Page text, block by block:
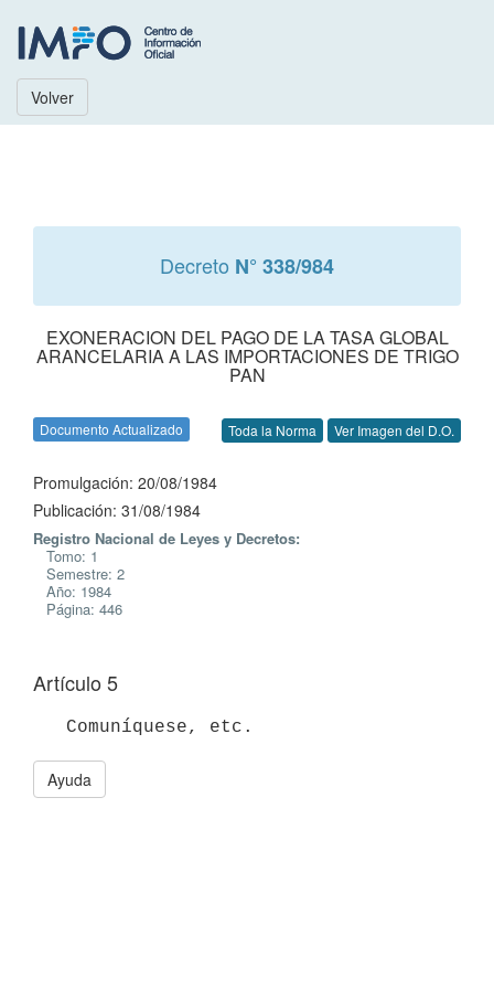
Volver
Decreto N° 338/984
EXONERACION DEL PAGO DE LA TASA GLOBAL
ARANCELARIA A LAS IMPORTACIONES DE TRIGO
PAN
Documento Actualizado Toda la Norma Ver Imagen del D.O.
Promulgación: 20/08/1984
Publicación: 31/08/1984
Registro Nacional de Leyes y Decretos:
Tomo: 1
Semestre: 2
Año: 1984
Página: 446
Artículo 5
Ayuda